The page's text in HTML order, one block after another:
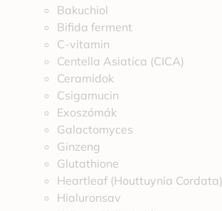
Bakuchiol
Bifida ferment
C-vitamin
Centella Asiatica (CICA)
Ceramidok
Csigamucin
Exoszómák
Galactomyces
Ginzeng
Glutathione
Heartleaf (Houttuynia Cordata)
Hialuronsav